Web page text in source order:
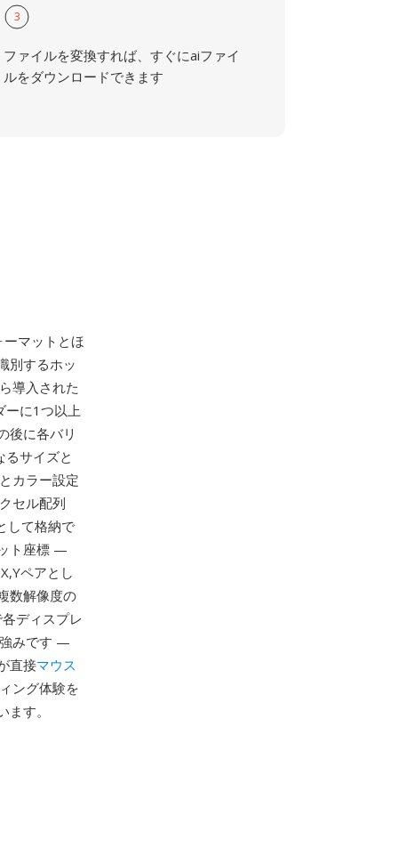
3
ファイルを変換すれば、すぐにaiファイ
ルをダウンロードできます
マットとほ
別するホッ
導入された
ーに1つ以上
後に各バリ
サイズと
カラー設定
セル配列
して格納で
ト座標 —
ペアとし
数解像度の
ディスプレ
みです —
直接マウス
ング体験を
す。